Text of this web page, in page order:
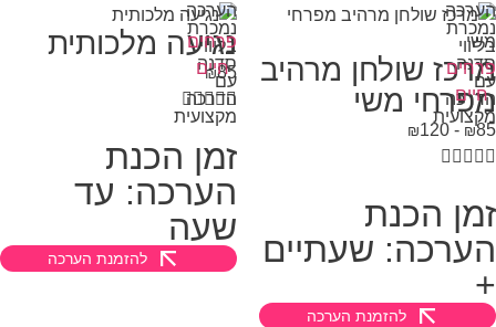
שולחן מרהיב
משי
₪
-
₪120
   
הכנת
שעתיים
להזמנת הערכה
הערכה
נמכרת
בליווי
סדנה
עם
הדרכה
מקצועית
פרחים
חיים
נגיעה מלכותית
₪85

זמן הכנת
הערכה: עד
שעה
להזמנת הערכה